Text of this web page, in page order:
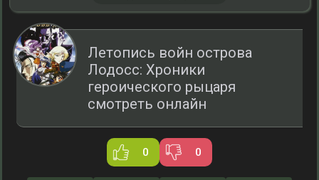
Летопись войн острова
Лодосс: Хроники
героического рыцаря
смотреть онлайн
0 0